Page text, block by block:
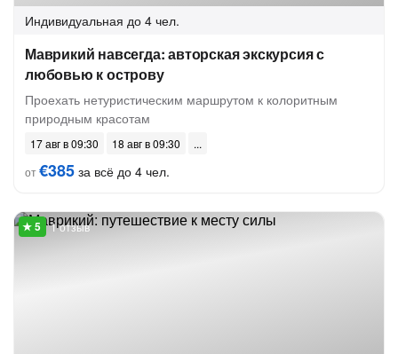
Индивидуальная до 4 чел.
Маврикий навсегда: авторская экскурсия с
любовью к острову
Проехать нетуристическим маршрутом к колоритным
природным красотам
17 авг в 09:30
18 авг в 09:30
от€385 за всё до 4 чел.
1 отзыв